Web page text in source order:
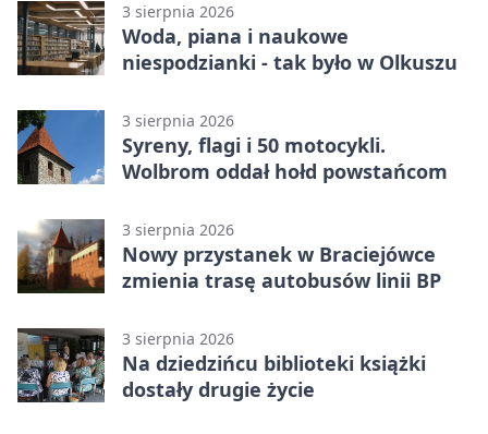
3 sierpnia 2026
Woda, piana i naukowe
niespodzianki - tak było w Olkuszu
3 sierpnia 2026
Syreny, flagi i 50 motocykli.
Wolbrom oddał hołd powstańcom
3 sierpnia 2026
Nowy przystanek w Braciejówce
zmienia trasę autobusów linii BP
3 sierpnia 2026
Na dziedzińcu biblioteki książki
dostały drugie życie